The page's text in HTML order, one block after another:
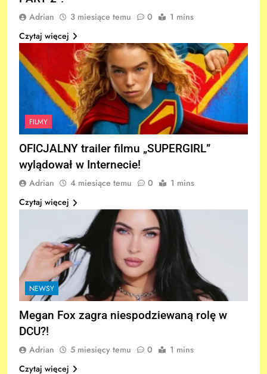
Adrian 3 miesiące temu 0
1 mins
Czytaj więcej
FILMY
OFICJALNY trailer filmu „SUPERGIRL”
wylądował w Internecie!
Adrian 4 miesiące temu 0
1 mins
Czytaj więcej
NEWSY
Megan Fox zagra niespodziewaną rolę w
DCU?!
Adrian 5 miesięcy temu 0
1 mins
Czytaj więcej